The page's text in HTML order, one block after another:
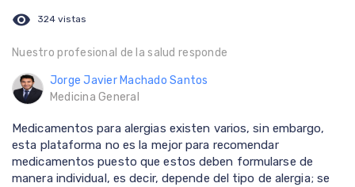
visibility 324 vistas
Nuestro profesional de la salud responde
Jorge Javier Machado Santos
Medicina General
Medicamentos para alergias existen varios, sin embargo,
esta plataforma no es la mejor para recomendar
medicamentos puesto que estos deben formularse de
manera individual, es decir, depende del tipo de alergia; se